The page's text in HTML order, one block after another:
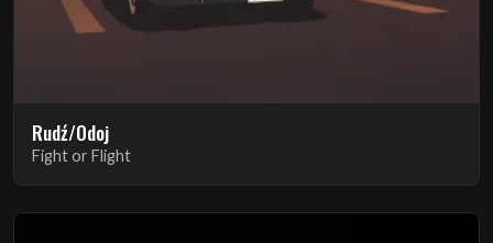
Rudź/Odoj
Fight or Flight